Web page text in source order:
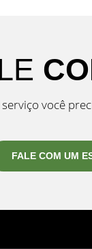
você
FALE COM UM